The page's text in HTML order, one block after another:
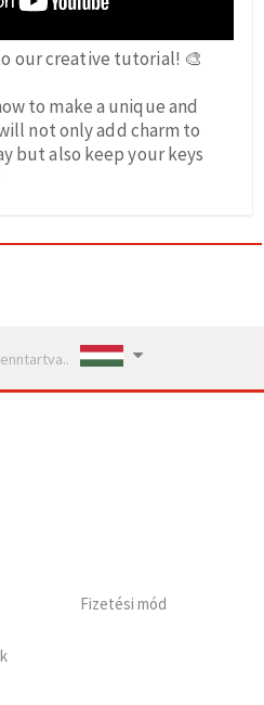
our creative tutorial! 🎨
to make a unique and
not only add charm to
but also keep your keys
Fizetési mód